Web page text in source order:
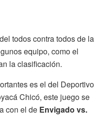
todos contra todos de la
equipo, como el
la clasificación.
es el del Deportivo
Chicó, este juego se
con el de Envigado vs.